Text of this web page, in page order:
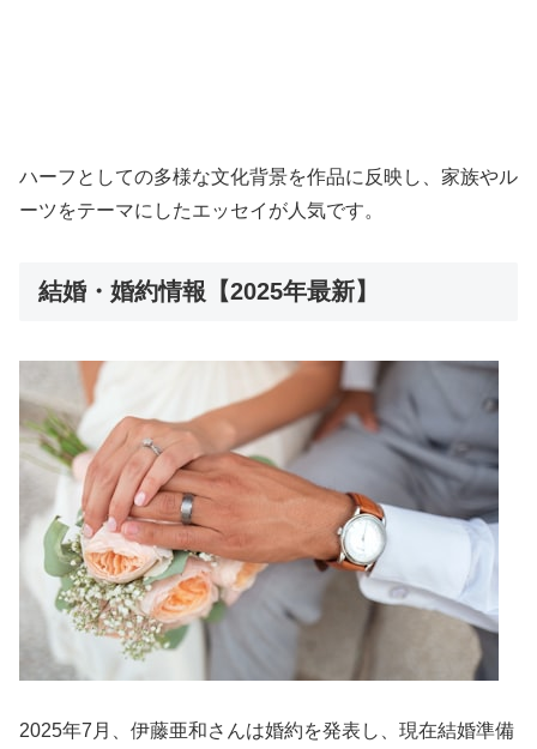
ハーフとしての多様な文化背景を作品に反映し、家族やル
ーツをテーマにしたエッセイが人気です。
結婚・婚約情報【2025年最新】
2025年7月、伊藤亜和さんは婚約を発表し、現在結婚準備